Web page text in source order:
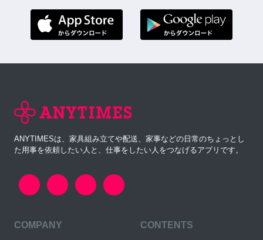
ANYTIMESは、家具組み立てや配送、家事などの日常のちょっとし
た用事を依頼したい人と、仕事をしたい人をつなげるアプリです。
COMPANY CONTENTS